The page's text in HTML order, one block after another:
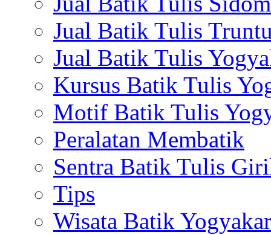
Jual Batik Tulis
Jual Batik Tulis
Kursus Batik Tulis
Motif Batik Tulis
Peralatan Membatik
Sentra Batik Tulis
Tips
Wisata Batik